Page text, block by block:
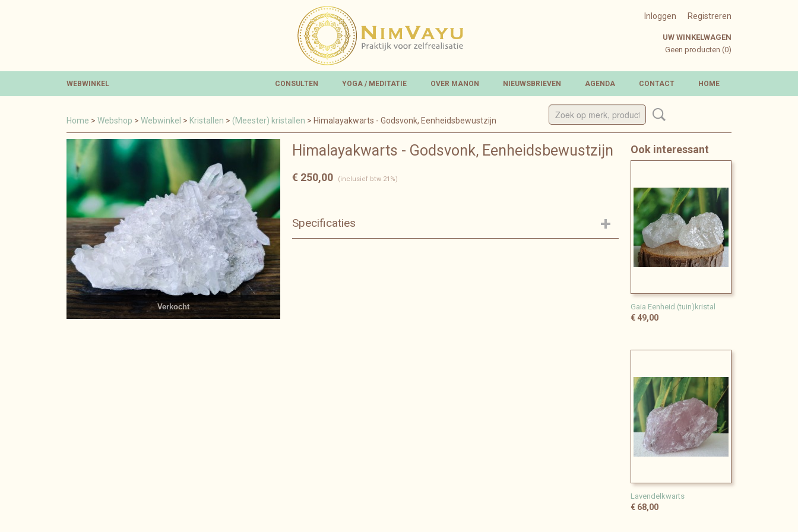
Inloggen Registreren
UW WINKELWAGEN
Geen producten (0)
HOME
CONTACT
AGENDA
NIEUWSBRIEVEN
OVER MANON
YOGA / MEDITATIE
CONSULTEN
WEBWINKEL
Home > Webshop > Webwinkel > Kristallen > (Meester) kristallen > Himalayakwarts - Godsvonk, Eenheidsbewustzijn
Verkocht
Himalayakwarts - Godsvonk, Eenheidsbewustzijn
€ 250,00 (inclusief btw 21%)
Specificaties
Ook interessant
Gaia Eenheid (tuin)kristal
€ 49,00
Lavendelkwarts
€ 68,00